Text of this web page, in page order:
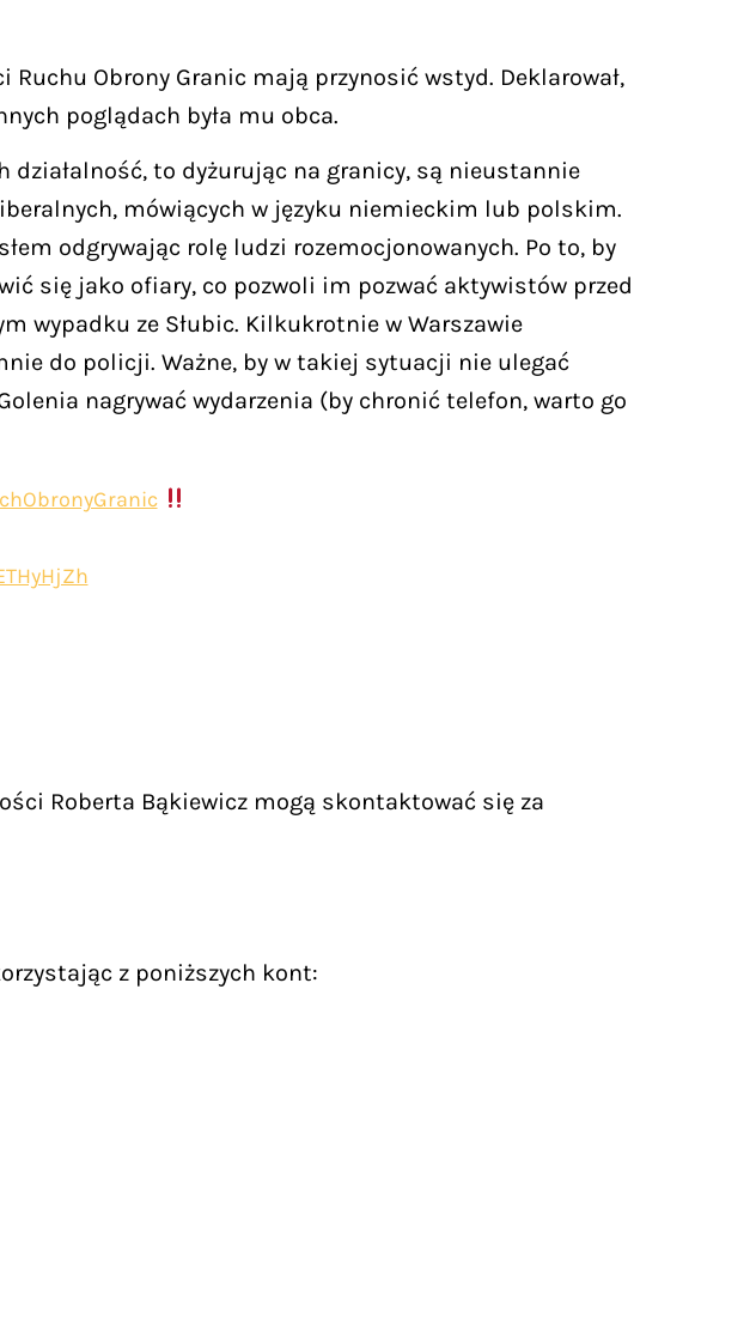
Obrony Granic mają przynosić wstyd. Deklarował,
poglądach była mu obca.
działalność, to dyżurując na granicy, są nieustannie
mówiących w języku niemieckim lub polskim.
odgrywając rolę ludzi rozemocjonowanych. Po to, by
się jako ofiary, co pozwoli im pozwać aktywistów przed
wypadku ze Słubic. Kilkukrotnie w Warszawie
do policji. Ważne, by w takiej sytuacji nie ulegać
nagrywać wydarzenia (by chronić telefon, warto go
Roberta Bąkiewicz mogą skontaktować się za
z poniższych kont: